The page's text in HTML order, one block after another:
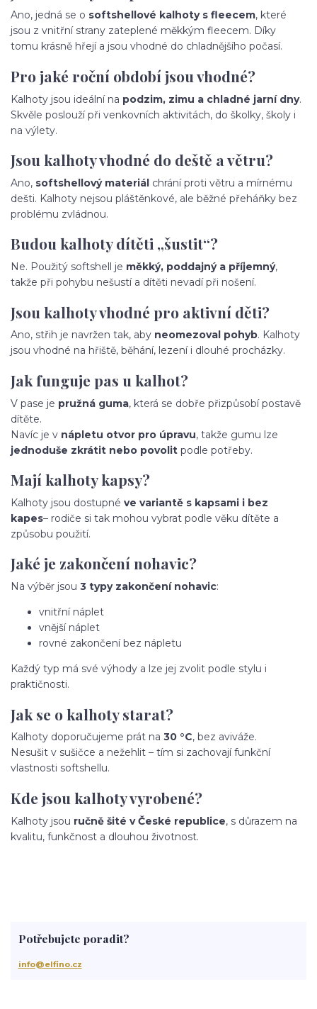
Ano, jedná se o softshellové kalhoty s fleecem, které
jsou z vnitřní strany zateplené měkkým fleecem. Díky
tomu krásně hřejí a jsou vhodné do chladnějšího počasí.
Pro jaké roční období jsou vhodné?
Kalhoty jsou ideální na podzim, zimu a chladné jarní dny.
Skvěle poslouží při venkovních aktivitách, do školky, školy i
na výlety.
Jsou kalhoty vhodné do deště a větru?
Ano, softshellový materiál chrání proti větru a mírnému
dešti. Kalhoty nejsou pláštěnkové, ale běžné přeháňky bez
problému zvládnou.
Budou kalhoty dítěti „šustit“?
Ne. Použitý softshell je měkký, poddajný a příjemný,
takže při pohybu nešustí a dítěti nevadí při nošení.
Jsou kalhoty vhodné pro aktivní děti?
Ano, střih je navržen tak, aby neomezoval pohyb. Kalhoty
jsou vhodné na hřiště, běhání, lezení i dlouhé procházky.
Jak funguje pas u kalhot?
V pase je pružná guma, která se dobře přizpůsobí postavě
dítěte.
Navíc je v nápletu otvor pro úpravu, takže gumu lze
jednoduše zkrátit nebo povolit podle potřeby.
Mají kalhoty kapsy?
Kalhoty jsou dostupné ve variantě s kapsami i bez
kapes– rodiče si tak mohou vybrat podle věku dítěte a
způsobu použití.
Jaké je zakončení nohavic?
Na výběr jsou 3 typy zakončení nohavic:
vnitřní náplet
vnější náplet
rovné zakončení bez nápletu
Každý typ má své výhody a lze jej zvolit podle stylu i
praktičnosti.
Jak se o kalhoty starat?
Kalhoty doporučujeme prát na 30 °C, bez aviváže.
Nesušit v sušičce a nežehlit – tím si zachovají funkční
vlastnosti softshellu.
Kde jsou kalhoty vyrobené?
Kalhoty jsou ručně šité v České republice, s důrazem na
kvalitu, funkčnost a dlouhou životnost.
Potřebujete poradit?
info@elfino.cz